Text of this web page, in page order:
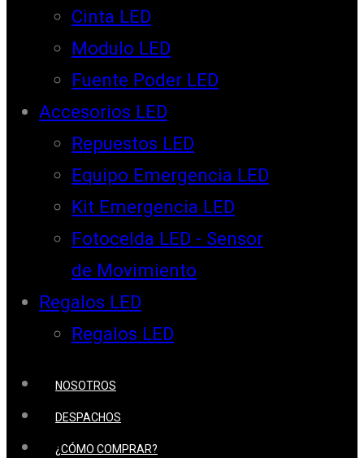
Cinta LED
Modulo LED
Fuente Poder LED
Accesorios LED
Repuestos LED
Equipo Emergencia LED
Kit Emergencia LED
Fotocelda LED - Sensor
de Movimiento
Regalos LED
Regalos LED
NOSOTROS
DESPACHOS
¿CÓMO COMPRAR?